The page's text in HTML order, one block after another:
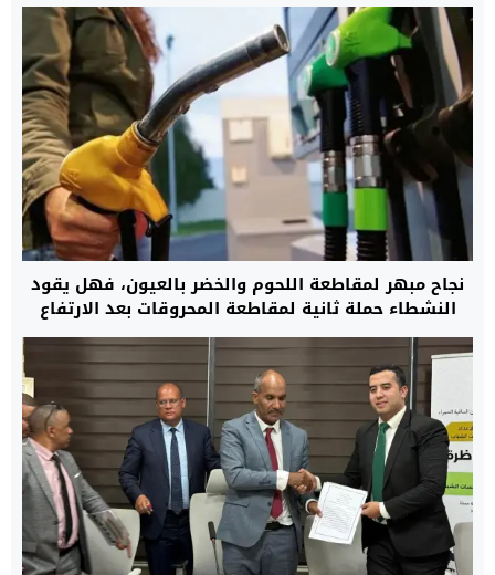
نجاح مبهر لمقاطعة اللحوم والخضر بالعيون، فهل يقود
النشطاء حملة ثانية لمقاطعة المحروقات بعد الارتفاع
المهول في الأسعار؟